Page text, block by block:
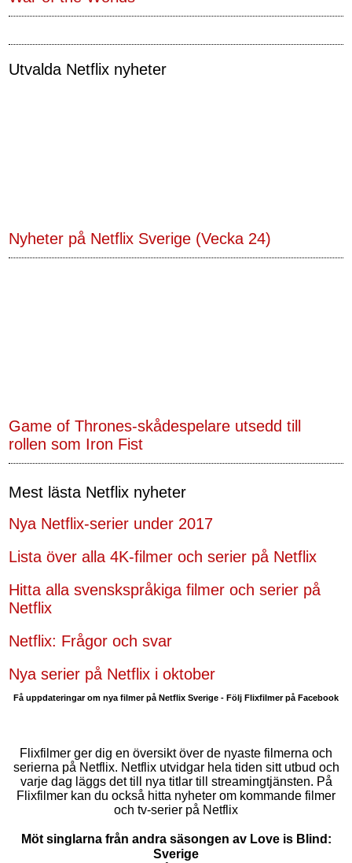
Utvalda Netflix nyheter
Nyheter på Netflix Sverige (Vecka 24)
Game of Thrones-skådespelare utsedd till
rollen som Iron Fist
Mest lästa Netflix nyheter
Nya Netflix-serier under 2017
Lista över alla 4K-filmer och serier på Netflix
Hitta alla svenskspråkiga filmer och serier på
Netflix
Netflix: Frågor och svar
Nya serier på Netflix i oktober
Få uppdateringar om nya filmer på Netflix Sverige - Följ Flixfilmer på Facebook
Flixfilmer ger dig en översikt över de nyaste filmerna och
serierna på Netflix. Netflix utvidgar hela tiden sitt utbud och
varje dag läggs det till nya titlar till streamingtjänsten. På
Flixfilmer kan du också hitta nyheter om kommande filmer
och tv-serier på Netflix
Möt singlarna från andra säsongen av Love is Blind:
Sverige